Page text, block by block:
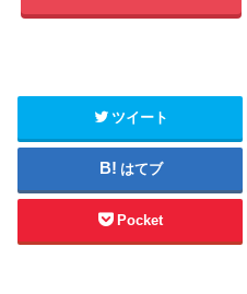
ツイート
はてブ
Pocket